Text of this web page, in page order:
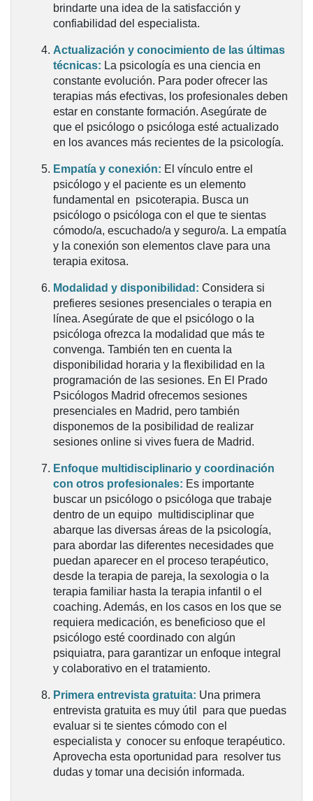
brindarte una idea de la satisfacción y
confiabilidad del especialista.
Actualización y conocimiento de las últimas
técnicas: La psicología es una ciencia en
constante evolución. Para poder ofrecer las
terapias más efectivas, los profesionales deben
estar en constante formación. Asegúrate de
que el psicólogo o psicóloga esté actualizado
en los avances más recientes de la psicología.
Empatía y conexión: El vínculo entre el
psicólogo y el paciente es un elemento
fundamental en psicoterapia. Busca un
psicólogo o psicóloga con el que te sientas
cómodo/a, escuchado/a y seguro/a. La empatía
y la conexión son elementos clave para una
terapia exitosa.
Modalidad y disponibilidad: Considera si
prefieres sesiones presenciales o terapia en
línea. Asegúrate de que el psicólogo o la
psicóloga ofrezca la modalidad que más te
convenga. También ten en cuenta la
disponibilidad horaria y la flexibilidad en la
programación de las sesiones. En El Prado
Psicólogos Madrid ofrecemos sesiones
presenciales en Madrid, pero también
disponemos de la posibilidad de realizar
sesiones online si vives fuera de Madrid.
Enfoque multidisciplinario y coordinación
con otros profesionales: Es importante
buscar un psicólogo o psicóloga que trabaje
dentro de un equipo multidisciplinar que
abarque las diversas áreas de la psicología,
para abordar las diferentes necesidades que
puedan aparecer en el proceso terapéutico,
desde la terapia de pareja, la sexologia o la
terapia familiar hasta la terapia infantil o el
coaching. Además, en los casos en los que se
requiera medicación, es beneficioso que el
psicólogo esté coordinado con algún
psiquiatra, para garantizar un enfoque integral
y colaborativo en el tratamiento.
Primera entrevista gratuita: Una primera
entrevista gratuita es muy útil para que puedas
evaluar si te sientes cómodo con el
especialista y conocer su enfoque terapéutico.
Aprovecha esta oportunidad para resolver tus
dudas y tomar una decisión informada.